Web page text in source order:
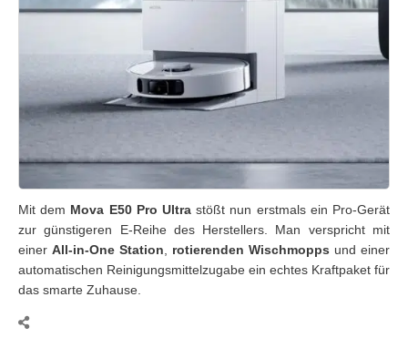
Mit dem Mova E50 Pro Ultra stößt nun erstmals ein Pro-Gerät
zur günstigeren E-Reihe des Herstellers. Man verspricht mit
einer All-in-One Station rotierenden Wischmopps und einer
automatischen Reinigungsmittelzugabe ein echtes Kraftpaket für
das smarte Zuhause.